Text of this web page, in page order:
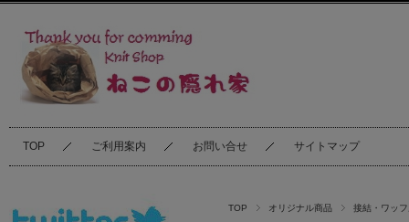
TOP ご利用案内 お問い合せ サイトマップ
TOP オリジナル商品 接結・ワッ